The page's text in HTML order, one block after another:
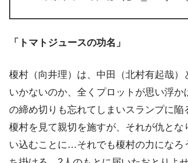
「トマトジュースの功名」
榎村（向井理）は、中田（北村有起哉）
いかないのか、全くプロットが思い浮か
の締め切りも忘れてしまいスランプに陥
榎村を見て親切を施すが、それが仇とな
い込むことに…それでも榎村の力になろ